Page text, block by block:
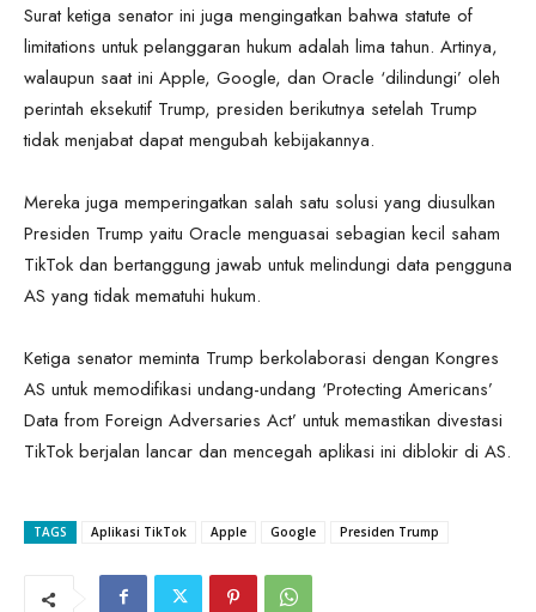
Surat ketiga senator ini juga mengingatkan bahwa statute of
limitations untuk pelanggaran hukum adalah lima tahun. Artinya,
walaupun saat ini Apple, Google, dan Oracle ‘dilindungi’ oleh
perintah eksekutif Trump, presiden berikutnya setelah Trump
tidak menjabat dapat mengubah kebijakannya.
Mereka juga memperingatkan salah satu solusi yang diusulkan
Presiden Trump yaitu Oracle menguasai sebagian kecil saham
TikTok dan bertanggung jawab untuk melindungi data pengguna
AS yang tidak mematuhi hukum.
Ketiga senator meminta Trump berkolaborasi dengan Kongres
AS untuk memodifikasi undang-undang ‘Protecting Americans’
Data from Foreign Adversaries Act’ untuk memastikan divestasi
TikTok berjalan lancar dan mencegah aplikasi ini diblokir di AS.
TAGS Aplikasi TikTok Apple Google Presiden Trump